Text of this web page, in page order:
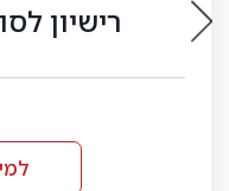
רישיון